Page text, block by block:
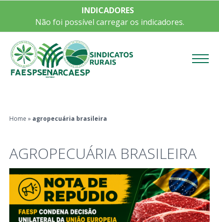
INDICADORES
Não foi possível carregar os indicadores.
Home » agropecuária brasileira
AGROPECUÁRIA BRASILEIRA